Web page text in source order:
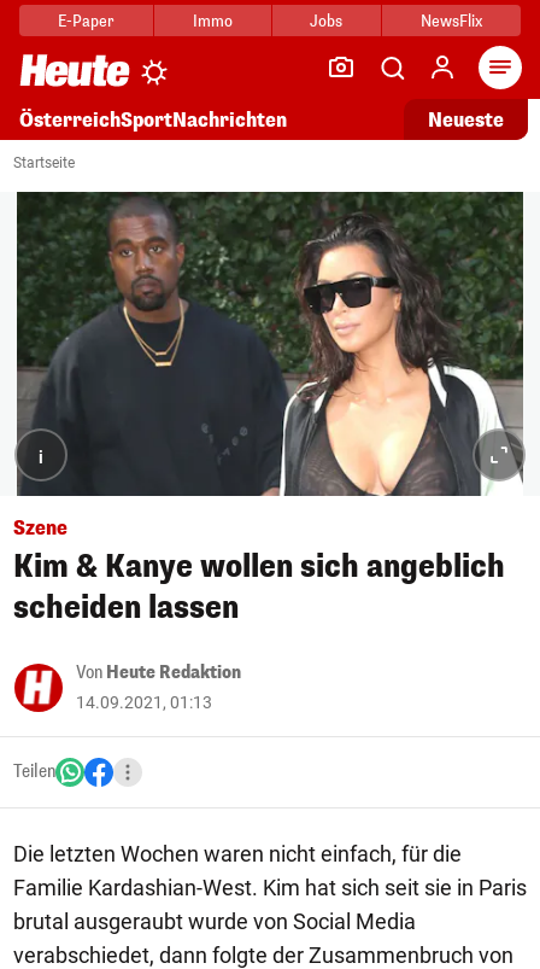
E-Paper Immo Jobs NewsFlix
ÖsterreichSportNachrichten Neueste
Startseite
i
Szene
Kim & Kanye wollen sich angeblich
scheiden lassen
Von Heute Redaktion
14.09.2021, 01:13
Teilen
Die letzten Wochen waren nicht einfach, für die
Familie Kardashian-West. Kim hat sich seit sie in Paris
brutal ausgeraubt wurde von Social Media
verabschiedet, dann folgte der Zusammenbruch von